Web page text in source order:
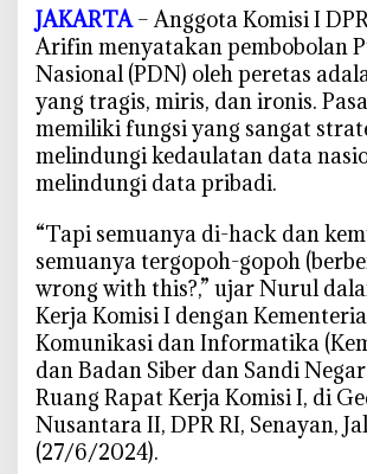
a
g
i
s
,
M
i
r
s
,
d
a
n
I
r
o
JAKARTA– Anggota Komisi I
Arifin menyatakan pembobolan
Nasional (PDN) oleh peretas
yang tragis, miris, dan ironis.
memiliki fungsi yang sangat
melindungi kedaulatan data
melindungi data pribadi.
“Tapi semuanya di-hack dan
semuanya tergopoh-gopoh
wrong with this?,” ujar Nurul
Kerja Komisi I dengan
Komunikasi dan Informatika
dan Badan Siber dan Sandi
Ruang Rapat Kerja Komisi I, di
Nusantara II, DPR RI, Senayan,
(27/6/2024).